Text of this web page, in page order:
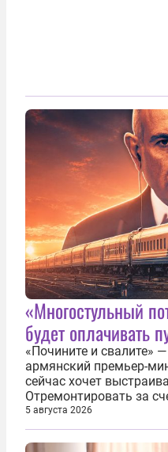
«Многостульный
будет оплачивать
«Почините и свалите»
армянский премьер-
сейчас хочет
Отремонтировать за
железнодорожную
прохождения TRIPP
связать Азербайджан
5 августа 2026